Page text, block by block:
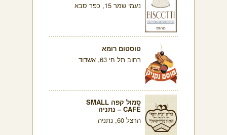
נעמי שמר 15, כפר סבא
טוסטום רומא
רחוב תל חי 63, אשדוד
סמול קפה SMALL
CAFÉ – נתניה
הרצל 60, נתניה